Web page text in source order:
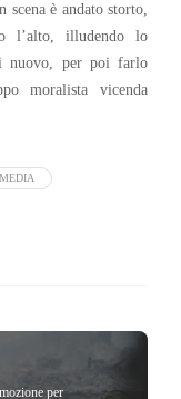
scena è andato storto,
l’alto, illudendo lo
nuovo, per poi farlo
moralista vicenda
per